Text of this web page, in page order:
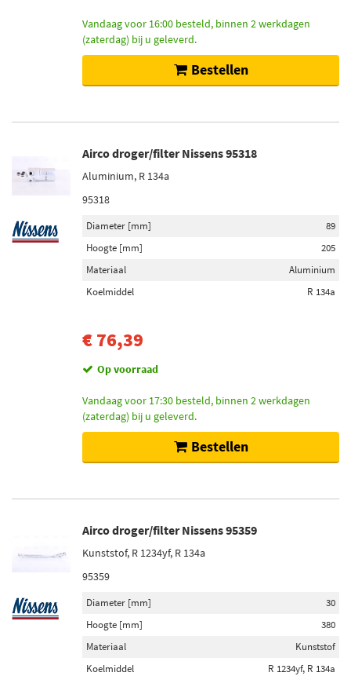
Vandaag voor 16:00 besteld, binnen 2 werkdagen
(zaterdag) bij u geleverd.
Bestellen
Airco droger/filter Nissens 95318
Aluminium, R 134a
95318
Diameter [mm]
89
Hoogte [mm]
205
Materiaal
Aluminium
Koelmiddel
R 134a
€ 76,39
Op voorraad
Vandaag voor 17:30 besteld, binnen 2 werkdagen
(zaterdag) bij u geleverd.
Bestellen
Airco droger/filter Nissens 95359
Kunststof, R 1234yf, R 134a
95359
Diameter [mm]
30
Hoogte [mm]
380
Materiaal
Kunststof
Koelmiddel
R 1234yf, R 134a